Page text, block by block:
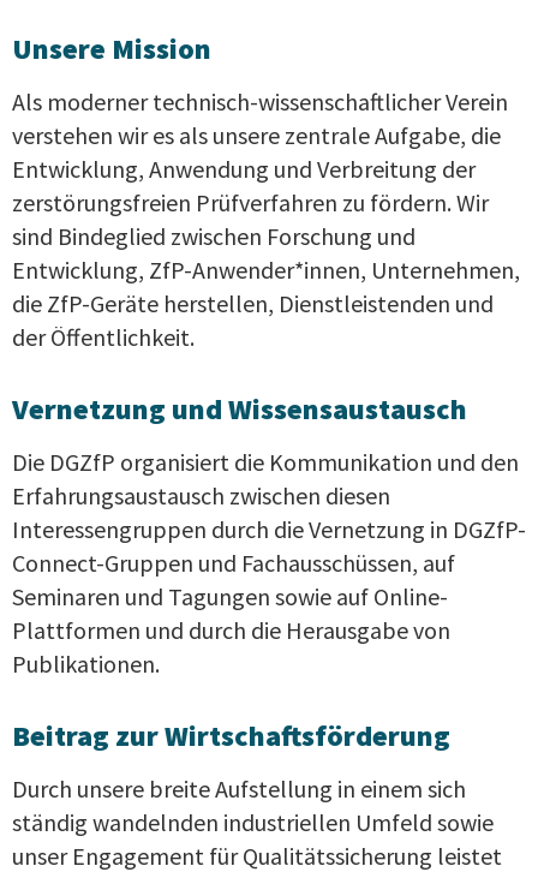
Unsere Mission
Als moderner technisch-wissenschaftlicher Verein
verstehen wir es als unsere zentrale Aufgabe, die
Entwicklung, Anwendung und Verbreitung der
zerstörungsfreien Prüfverfahren zu fördern. Wir
sind Bindeglied zwischen Forschung und
Entwicklung, ZfP-Anwender*innen, Unternehmen,
die ZfP-Geräte herstellen, Dienstleistenden und
der Öffentlichkeit.
Vernetzung und Wissensaustausch
Die DGZfP organisiert die Kommunikation und den
Erfahrungsaustausch zwischen diesen
Interessengruppen durch die Vernetzung in DGZfP-
Connect-Gruppen und Fachausschüssen, auf
Seminaren und Tagungen sowie auf Online-
Plattformen und durch die Herausgabe von
Publikationen.
Beitrag zur Wirtschaftsförderung
Durch unsere breite Aufstellung in einem sich
ständig wandelnden industriellen Umfeld sowie
unser Engagement für Qualitätssicherung leistet